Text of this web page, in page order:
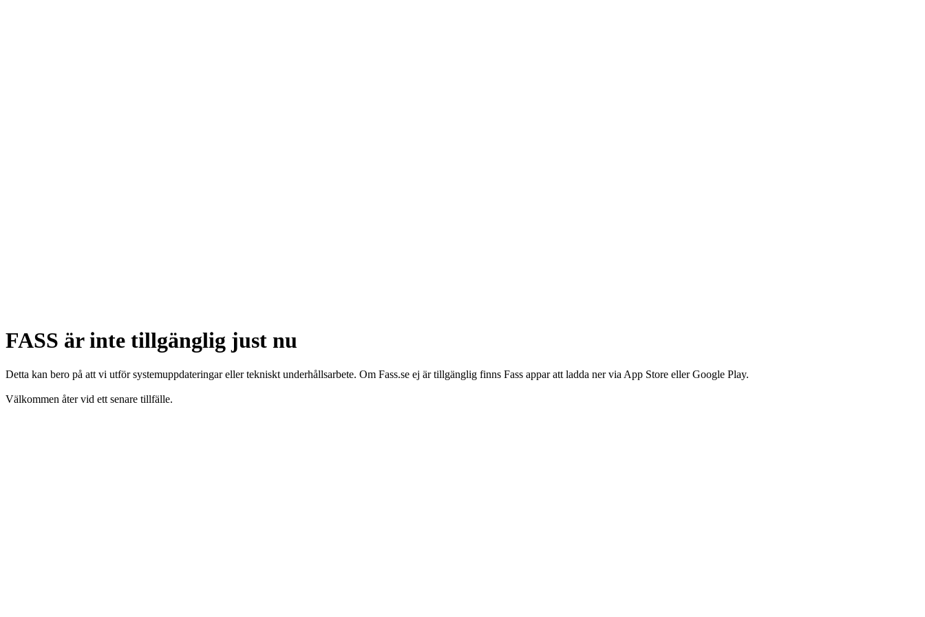
FASS är inte tillgänglig just nu
Detta kan bero på att vi utför systemuppdateringar eller tekniskt underhållsarbete. Om Fass.se ej är tillgänglig finns Fass appar att ladda ner via App Store eller Google Play.
Välkommen åter vid ett senare tillfälle.